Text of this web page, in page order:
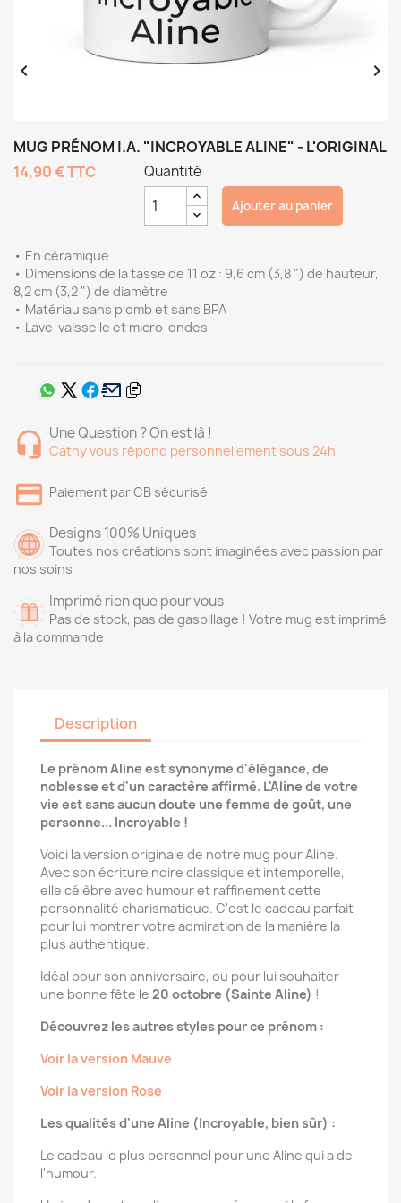
 
MUG PRÉNOM I.A. "INCROYABLE ALINE" - L'ORIGINAL
14,90 €TTC
• En céramique
• Dimensions de la tasse de 11 oz : 9,6 cm (3,8 ") de hauteur,
8,2 cm (3,2 ") de diamètre
• Matériau sans plomb et sans BPA
• Lave-vaisselle et micro-ondes
Quantité
Ajouter au panier
Une Question ? On est là !
Cathy vous répond personnellement sous 24h
Paiement par CB sécurisé
Designs 100% Uniques
Toutes nos créations sont imaginées avec passion par
nos soins
Imprimé rien que pour vous
Pas de stock, pas de gaspillage ! Votre mug est imprimé
à la commande
Description
Le prénom Aline est synonyme d'élégance, de
noblesse et d'un caractère affirmé. L'Aline de votre
vie est sans aucun doute une femme de goût, une
personne... Incroyable !
Voici la version originale de notre mug pour Aline.
Avec son écriture noire classique et intemporelle,
elle célèbre avec humour et raffinement cette
personnalité charismatique. C'est le cadeau parfait
pour lui montrer votre admiration de la manière la
plus authentique.
Idéal pour son anniversaire, ou pour lui souhaiter
une bonne fête le 20 octobre (Sainte Aline) !
Découvrez les autres styles pour ce prénom :
Voir la version Mauve
Voir la version Rose
Les qualités d'une Aline (Incroyable, bien sûr) :
Le cadeau le plus personnel pour une Aline qui a de
l'humour.